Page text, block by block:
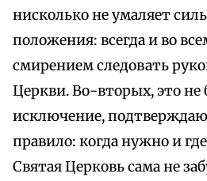
нисколько не умаляет
положения: всегда и во
смирением следовать
Церкви. Во-вторых, это не
исключение,
правило: когда нужно и
Святая Церковь сама не